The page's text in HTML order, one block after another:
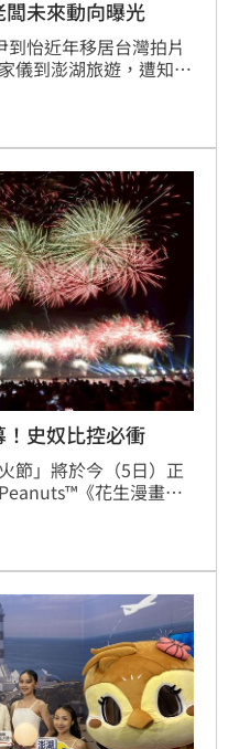
未來動向曝光
到怡近年移居台灣拍片
儀到澎湖旅遊，遭知名
史奴比控必衝
節」將於今（5日）正
《花生漫畫》
多元文化表演的國際